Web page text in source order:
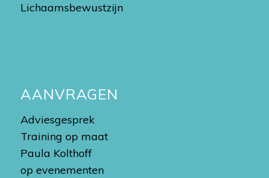
Lichaamsbewustzijn
AANVRAGEN
Adviesgesprek
Training op maat
Paula Kolthoff
op evenementen